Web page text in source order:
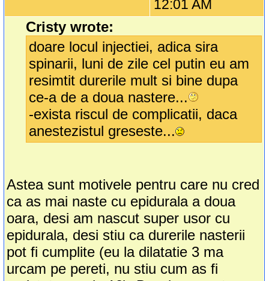
12:01 AM
Cristy wrote:
doare locul injectiei, adica sira
spinarii, luni de zile cel putin eu am
resimtit durerile mult si bine dupa
ce-a de a doua nastere...
-exista riscul de complicatii, daca
anestezistul greseste...
Astea sunt motivele pentru care nu cred
ca as mai naste cu epidurala a doua
oara, desi am nascut super usor cu
epidurala, desi stiu ca durerile nasterii
pot fi cumplite (eu la dilatatie 3 ma
urcam pe pereti, nu stiu cum as fi